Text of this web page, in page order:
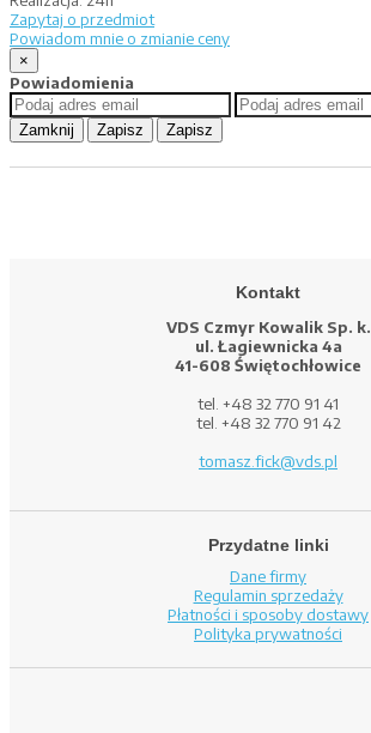
Zapytaj o przedmiot
Powiadom mnie o zmianie ceny
×
Powiadomienia
Zamknij Zapisz Zapisz
Kontakt
VDS Czmyr Kowalik Sp. k.
ul. Łagiewnicka 4a
41-608 Świętochłowice
tel. +48 32 770 91 41
tel. +48 32 770 91 42
tomasz.fick@vds.pl
Przydatne linki
Dane firmy
Regulamin sprzedaży
Płatności i sposoby dostawy
Polityka prywatności